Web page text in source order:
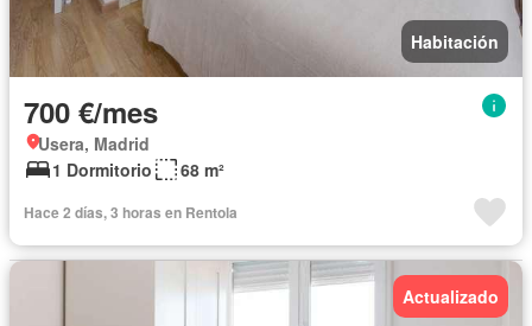
Habitación
700 €/mes
Usera, Madrid
1 Dormitorio
68 m²
Hace 2 días, 3 horas en Rentola
Actualizado